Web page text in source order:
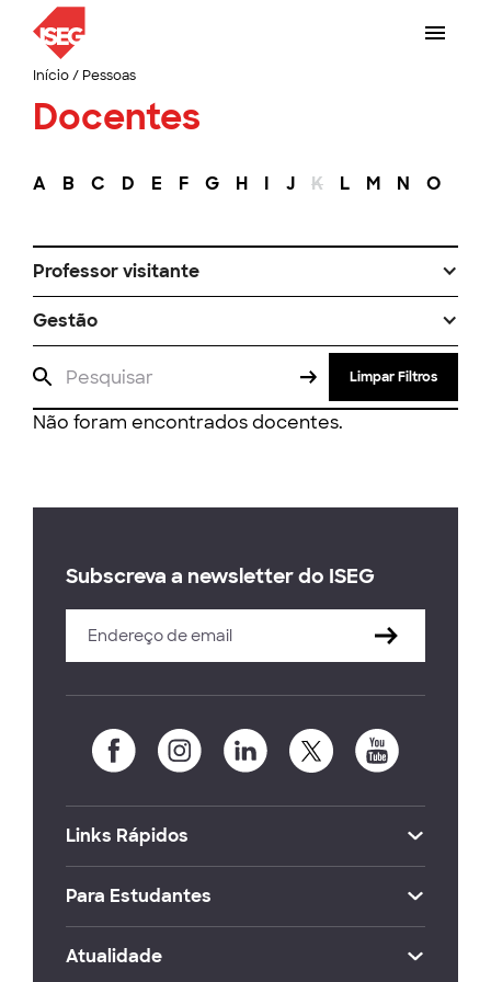
Início/ Pessoas
Docentes
A B C D E F G H I J K L M N O
Professor visitante
Gestão
Limpar Filtros
Não foram encontrados docentes.
Subscreva a newsletter do ISEG
Links Rápidos
Para Estudantes
Atualidade